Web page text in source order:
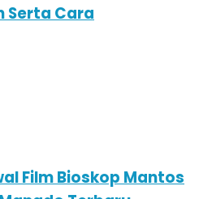
Serta Cara
Film Bioskop Mantos